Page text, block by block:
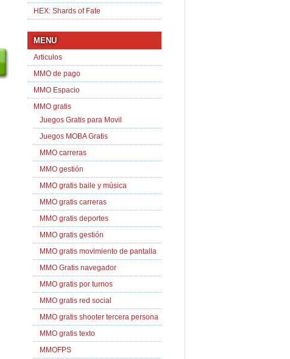
HEX: Shards of Fate
MENU
Articulos
MMO de pago
MMO Espacio
MMO gratis
Juegos Gratis para Movil
Juegos MOBA Gratis
MMO carreras
MMO gestión
MMO gratis baile y música
MMO gratis carreras
MMO gratis deportes
MMO gratis gestión
MMO gratis movimiento de pantalla
MMO Gratis navegador
MMO gratis por turnos
MMO gratis red social
MMO gratis shooter tercera persona
MMO gratis texto
MMOFPS